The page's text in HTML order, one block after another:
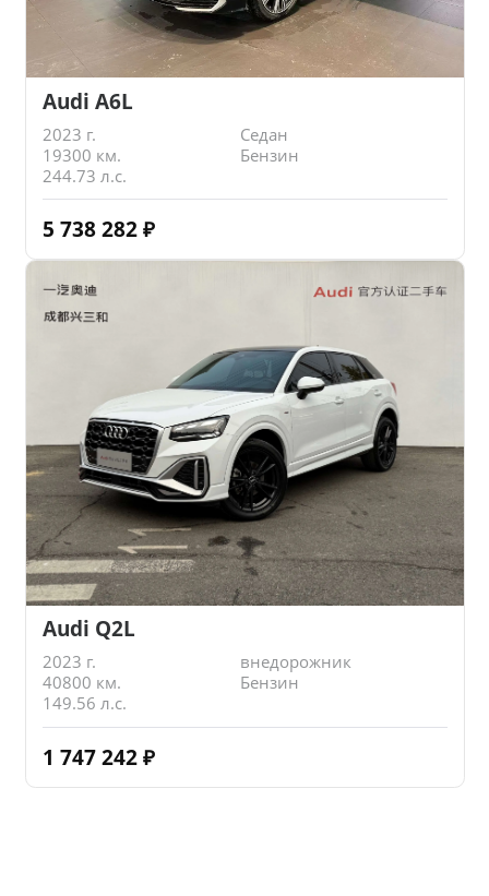
Audi A6L
2023 г.
Седан
19300 км.
Бензин
244.73 л.с.
5 738 282 ₽
Audi Q2L
2023 г.
внедорожник
40800 км.
Бензин
149.56 л.с.
1 747 242 ₽